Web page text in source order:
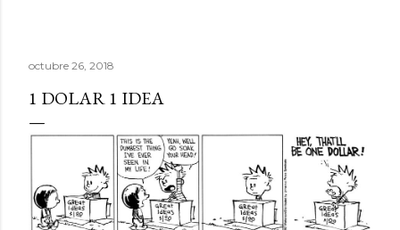
octubre 26, 2018
1 DOLAR 1 IDEA